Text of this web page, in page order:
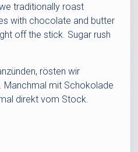
traditionally roast
with chocolate and butter
off the stick. Sugar rush
rösten wir
Manchmal mit Schokolade
direkt vom Stock.